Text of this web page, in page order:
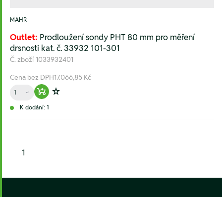
MAHR
Outlet: Prodloužení sondy PHT 80 mm pro měření
drsnosti kat. č. 33932 101-301
Č. zboží 1033932401
Cena bez DPH17.066,85 Kč
Množství
Warenkorb hinzufügen
Zur Wunschliste hinzufügen
K dodání: 1
1